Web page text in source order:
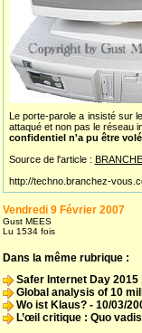
Le porte-parole a insisté sur
attaqué et non pas le réseau
confidentiel n'a pu être
Source de l'article :
http://techno.branchez-
Vendredi 9 Février 2007
Gust MEES
Lu 1534 fois
Dans la même rubrique :
Safer Internet Day 2015
Global analysis of 10
Wo ist Klaus? - 10/03/
L’œil critique : Quo